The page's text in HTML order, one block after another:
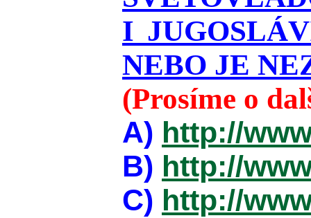
I
NEBO JE
(Prosíme o
A) http://
B) http://
C) http://